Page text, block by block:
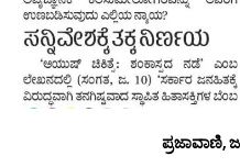
ಪ್ರಜಾವಾಣಿ,